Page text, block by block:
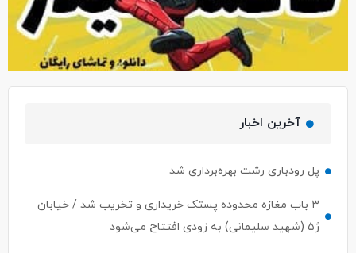
آخرین اخبار
پل رودباری رشت بهره‌برداری شد
۳ باب مغازه محدوده پستک خریداری و تخریب شد / خیابان
ژ۵ (شهید سلیمانی) به زودی افتتاح می‌شود